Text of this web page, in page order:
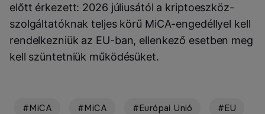
előtt érkezett: 2026 júliusától a kriptoeszköz-
szolgáltatóknak teljes körű MiCA-engedéllyel kell
rendelkezniük az EU-ban, ellenkező esetben meg
kell szüntetniük működésüket.
#MiCA #MiCA #Európai Unió
#EU